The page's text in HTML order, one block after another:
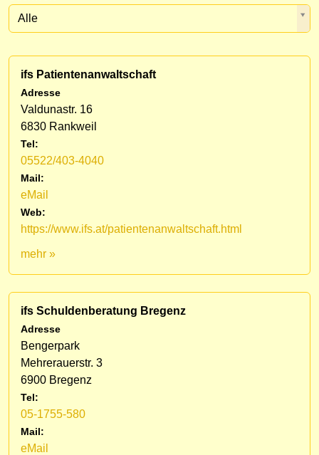
Alle
ifs Patientenanwaltschaft
Adresse
Valdunastr. 16
6830 Rankweil
Tel:
05522/403-4040
Mail:
eMail
Web:
https://www.ifs.at/patientenanwaltschaft.html
mehr »
ifs Schuldenberatung Bregenz
Adresse
Bengerpark
Mehrerauerstr. 3
6900 Bregenz
Tel:
05-1755-580
Mail:
eMail